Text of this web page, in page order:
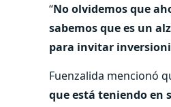
“No olvidemos que
sabemos que es un
para invitar
Fuenzalida mencionó
que está teniendo en